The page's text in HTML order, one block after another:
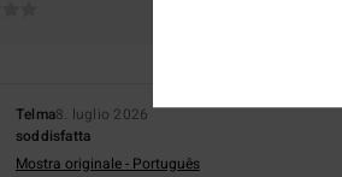
Telma8. luglio 2026
soddisfatta
Mostra originale - Português